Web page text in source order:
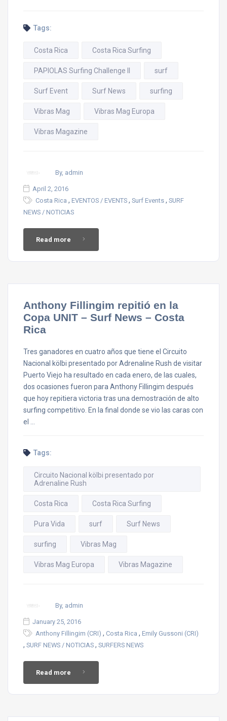
Tags:
Costa Rica Costa Rica Surfing
PAPIOLAS Surfing Challenge II surf
Surf Event Surf News surfing
Vibras Mag Vibras Mag Europa
Vibras Magazine
By, admin
April 2, 2016
Costa Rica , EVENTOS / EVENTS , Surf Events , SURF
NEWS / NOTICIAS
Read more
Anthony Fillingim repitió en la
Copa UNIT – Surf News – Costa
Rica
Tres ganadores en cuatro años que tiene el Circuito
Nacional kölbi presentado por Adrenaline Rush de visitar
Puerto Viejo ha resultado en cada enero, de las cuales,
dos ocasiones fueron para Anthony Fillingim después
que hoy repitiera victoria tras una demostración de alto
surfing competitivo. En la final donde se vio las caras con
el …
Tags:
Circuito Nacional kölbi presentado por
Adrenaline Rush
Costa Rica Costa Rica Surfing
Pura Vida surf Surf News
surfing Vibras Mag
Vibras Mag Europa Vibras Magazine
By, admin
January 25, 2016
Anthony Fillingim (CRI) , Costa Rica , Emily Gussoni (CRI)
, SURF NEWS / NOTICIAS , SURFERS NEWS
Read more